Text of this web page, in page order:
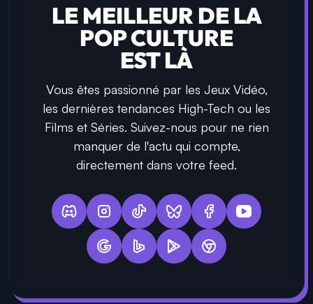
LE MEILLEUR DE LA
POP CULTURE
EST LÀ
Vous êtes passionné par les Jeux Vidéo,
les dernières tendances High-Tech ou les
Films et Séries. Suivez-nous pour ne rien
manquer de l'actu qui compte,
directement dans votre feed.